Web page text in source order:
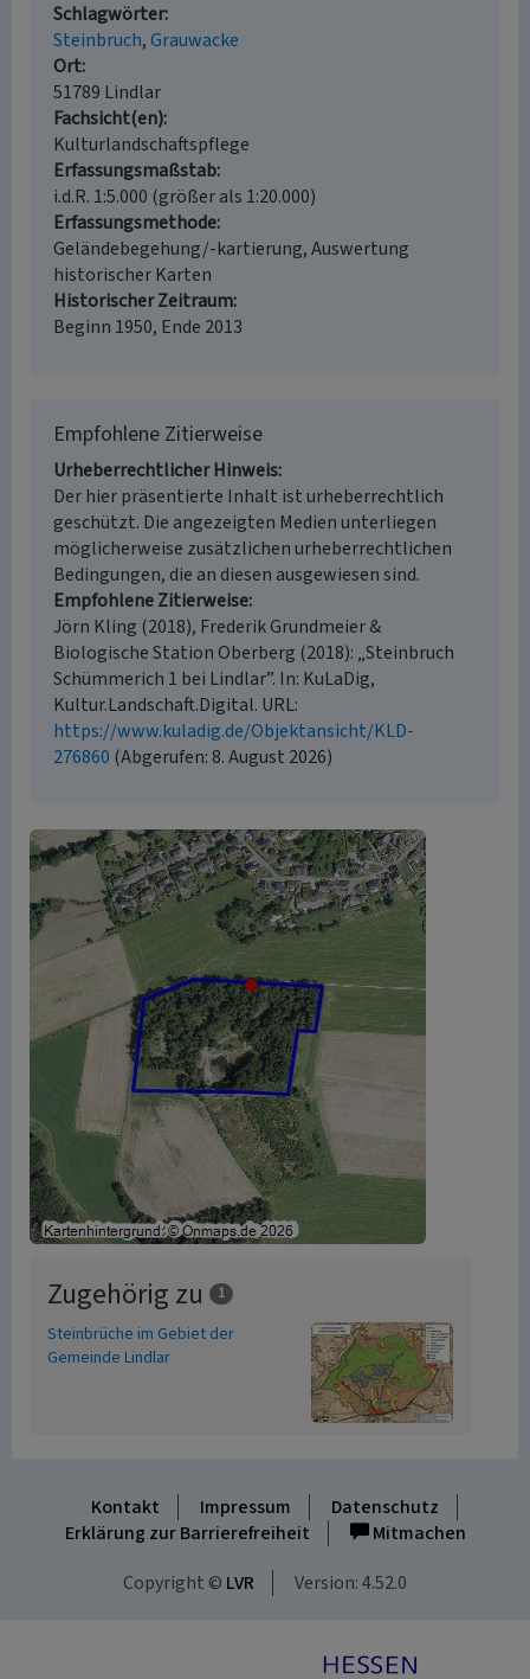
Schlagwörter
Steinbruch Grauwacke
Ort
51789 Lindlar
Fachsicht(en)
Kulturlandschaftspflege
Erfassungsmaßstab
i.d.R. 1:5.000 (größer als 1:20.000)
Erfassungsmethode
Geländebegehung/-kartierung, Auswertung
historischer Karten
Historischer Zeitraum
Beginn 1950, Ende 2013
Empfohlene Zitierweise
Urheberrechtlicher Hinweis
Der hier präsentierte Inhalt ist urheberrechtlich
geschützt. Die angezeigten Medien unterliegen
möglicherweise zusätzlichen urheberrechtlichen
Bedingungen, die an diesen ausgewiesen sind.
Empfohlene Zitierweise
Jörn Kling (2018), Frederik Grundmeier &
Biologische Station Oberberg (2018): „Steinbruch
Schümmerich 1 bei Lindlar”. In: KuLaDig,
Kultur.Landschaft.Digital. URL:
https://www.kuladig.de/Objektansicht/KLD-
276860 (Abgerufen: 8. August 2026)
Zugehörig zu 1
Steinbrüche im Gebiet der
Gemeinde Lindlar
Kontakt Impressum
Datenschutz
Erklärung zur Barrierefreiheit
Mitmachen
Copyright © LVR Version: 4.52.0